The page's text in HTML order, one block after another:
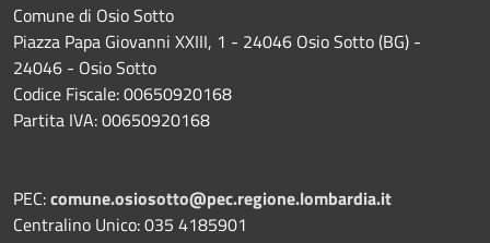
Comune di Osio Sotto
Piazza Papa Giovanni XXIII, 1 - 24046 Osio Sotto (BG) -
24046 - Osio Sotto
Codice Fiscale: 00650920168
Partita IVA: 00650920168
PEC:comune.osiosotto@pec.regione.lombardia.it
Centralino Unico: 035 4185901